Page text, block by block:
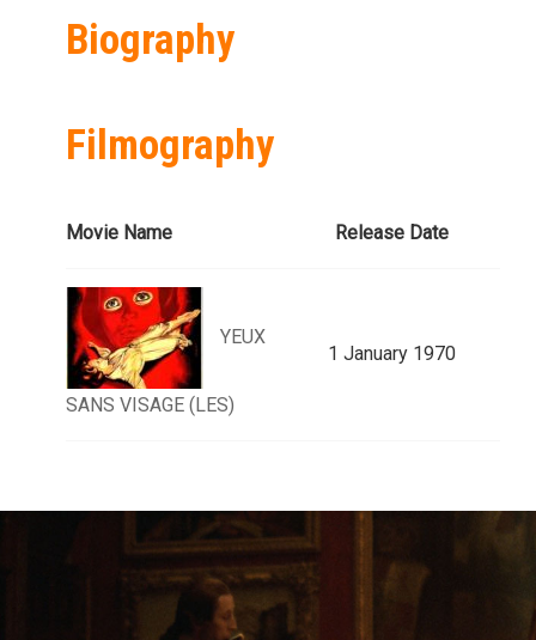
Biography
Filmography
Movie Name Release Date
YEUX
SANS VISAGE (LES)
1 January 1970